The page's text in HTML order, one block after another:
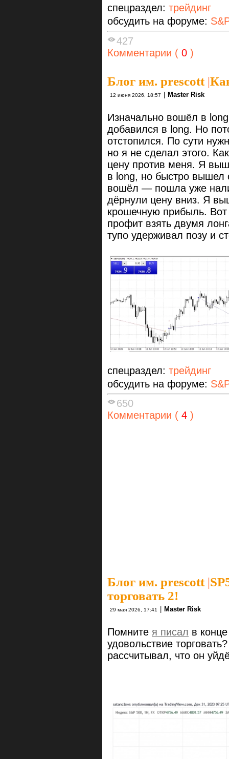
спецраздел: трейдинг
обсудить на форуме:
427
Комментарии ( 0 )
Блог им. prescott|
12 июня 2026, 18:57 | Master Risk
Изначально вошёл в
добавился в long. Но
отстопился. По сути
но я не сделал этого.
цену против меня. Я
в long, но быстро
вошёл — пошла уже
дёрнули цену вниз. Я
крошечную прибыль. Вот
профит взять двумя
тупо удерживал позу и
спецраздел: трейдинг
обсудить на форуме:
650
Комментарии ( 4 )
Блог им. prescott|
торговать 2!
29 мая 2026, 17:41 Master Risk
Помните я писал в
удовольствие
рассчитывал, что он